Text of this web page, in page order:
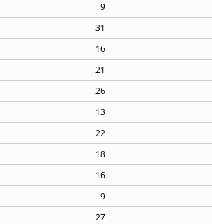
9
31
16
21
26
13
22
18
16
9
27